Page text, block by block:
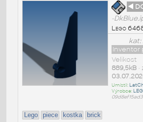
◄
-
Lego
kat:
Inventor
Velikost
889,5kB•
Umístil:
Výrobce:
Lego piece kostka brick